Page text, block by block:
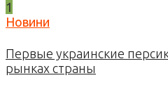
1
Новини
Первые украинские
рынках страны